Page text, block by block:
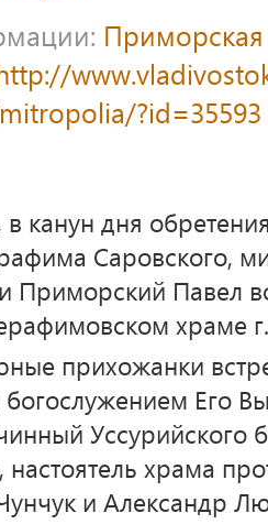
?id=35593
канун дня
Саровского,
Приморский Павел
храме
прихожанки
Его
Уссурийского
храма
и Александр